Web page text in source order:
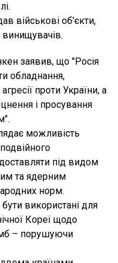
військові об'єкти,
заявив, що "Росія
обладнання,
проти України, а
і просування
можливість
під видом
та ядерним
норм.
використані для
Кореї щодо
– порушуючи